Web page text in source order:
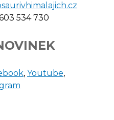
534 730
, Youtube,